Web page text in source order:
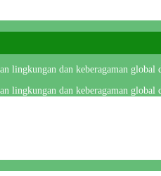
lingkungan dan keberagaman global
lingkungan dan keberagaman global